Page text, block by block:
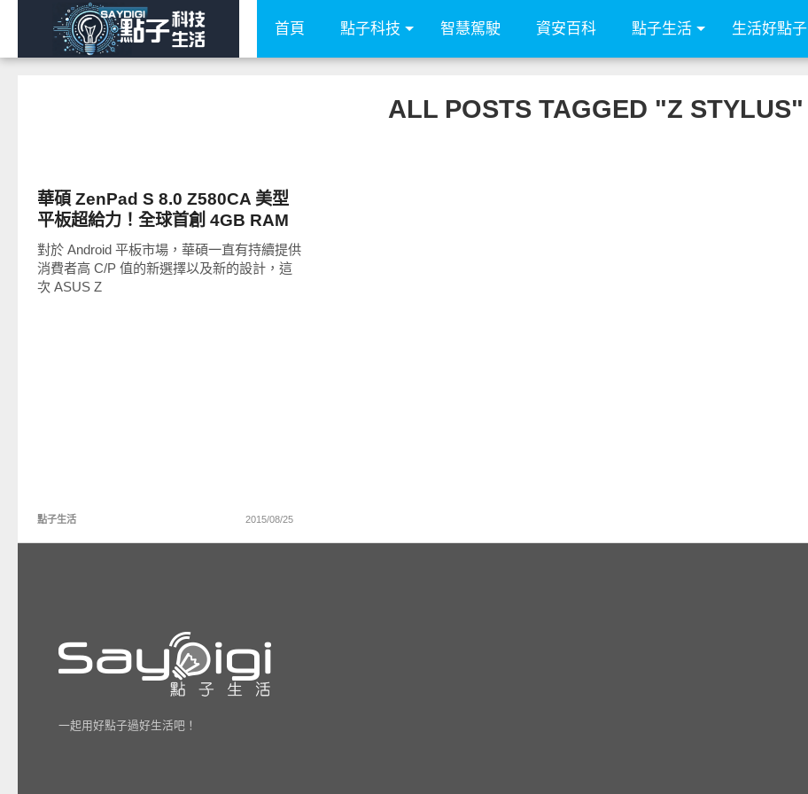
首頁 點子科技 智慧駕駛 資安百科 點子生活 生活好點子
ALL POSTS TAGGED "Z STYLUS"
華碩 ZenPad S 8.0 Z580CA 美型
平板超給力！全球首創 4GB RAM
影音效能全面爆表
對於 Android 平板市場，華碩一直有持續提供
消費者高 C/P 值的新選擇以及新的設計，這
次 ASUS Z
點子生活 2015/08/25
一起用好點子過好生活吧！